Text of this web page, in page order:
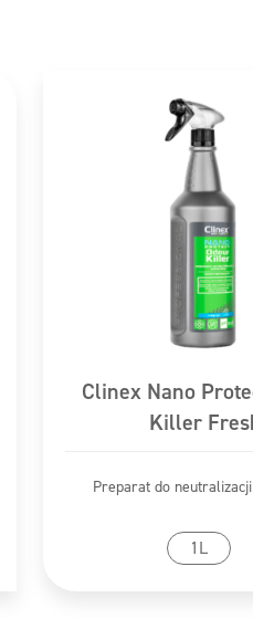
Clinex Nano
Killer
Preparat do
1L
Przejdź do